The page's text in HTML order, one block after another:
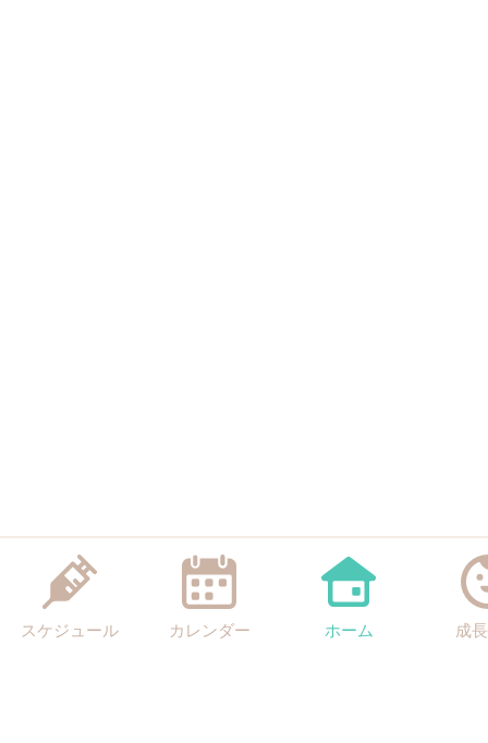
スケジュール カレンダー ホーム 成